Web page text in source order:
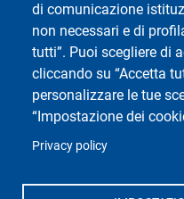
di comunicazione
non necessari e di
tutti”. Puoi scegliere di
cliccando su “Accetta
personalizzare le tue
“Impostazione dei
Privacy policy
Dipartimento di Sanità
e Forense
Università degli Studi di
Campus della Salute,
Viale Golgi 19, 27100